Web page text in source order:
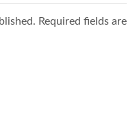
Required fields are